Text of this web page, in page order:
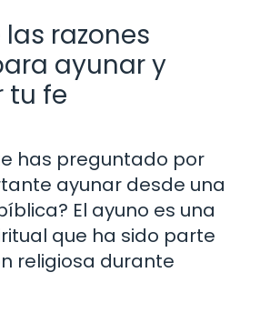
razones
ayunar y
tu fe
has preguntado por
ayunar desde una
El ayuno es una
que ha sido parte
religiosa durante